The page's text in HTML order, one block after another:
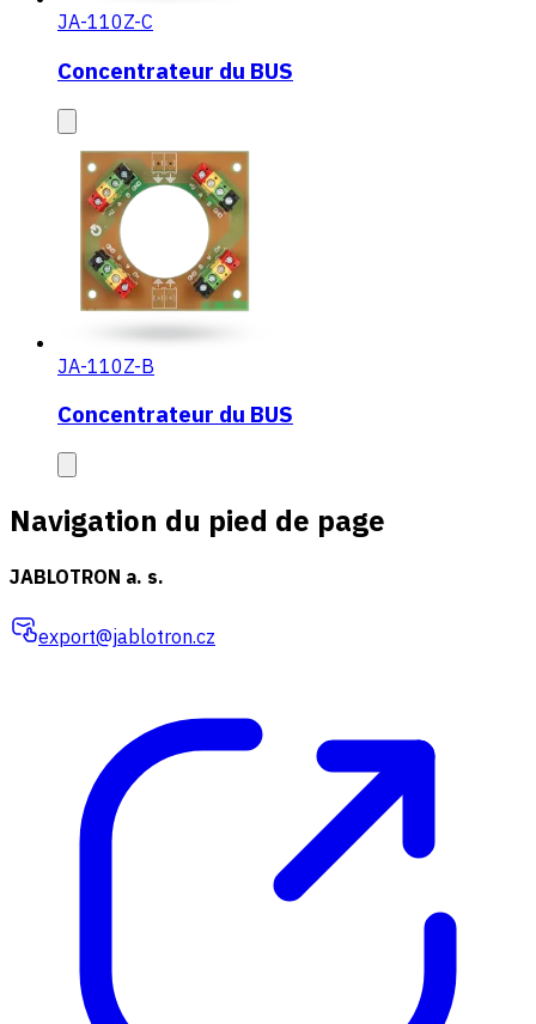
JA-110Z-C
Concentrateur du BUS
JA-110Z-B
Concentrateur du BUS
Navigation du pied de page
JABLOTRON a. s.
export@jablotron.cz